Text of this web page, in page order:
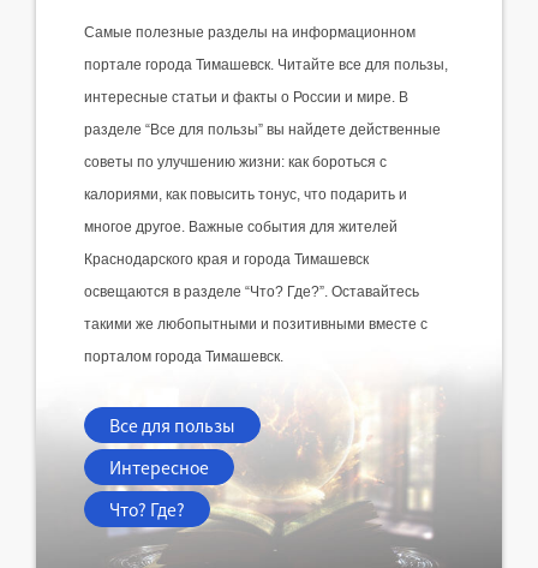
Самые полезные разделы на информационном
портале города Тимашевск. Читайте все для пользы,
интересные статьи и факты о России и мире. В
разделе “Все для пользы” вы найдете действенные
советы по улучшению жизни: как бороться с
калориями, как повысить тонус, что подарить и
многое другое. Важные события для жителей
Краснодарского края и города Тимашевск
освещаются в разделе “Что? Где?”. Оставайтесь
такими же любопытными и позитивными вместе с
порталом города Тимашевск.
Все для пользы
Интересное
Что? Где?